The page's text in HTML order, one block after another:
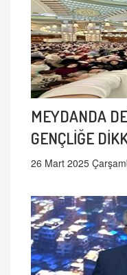
MEYDANDA
GENÇLİĞE
26 Mart 2025